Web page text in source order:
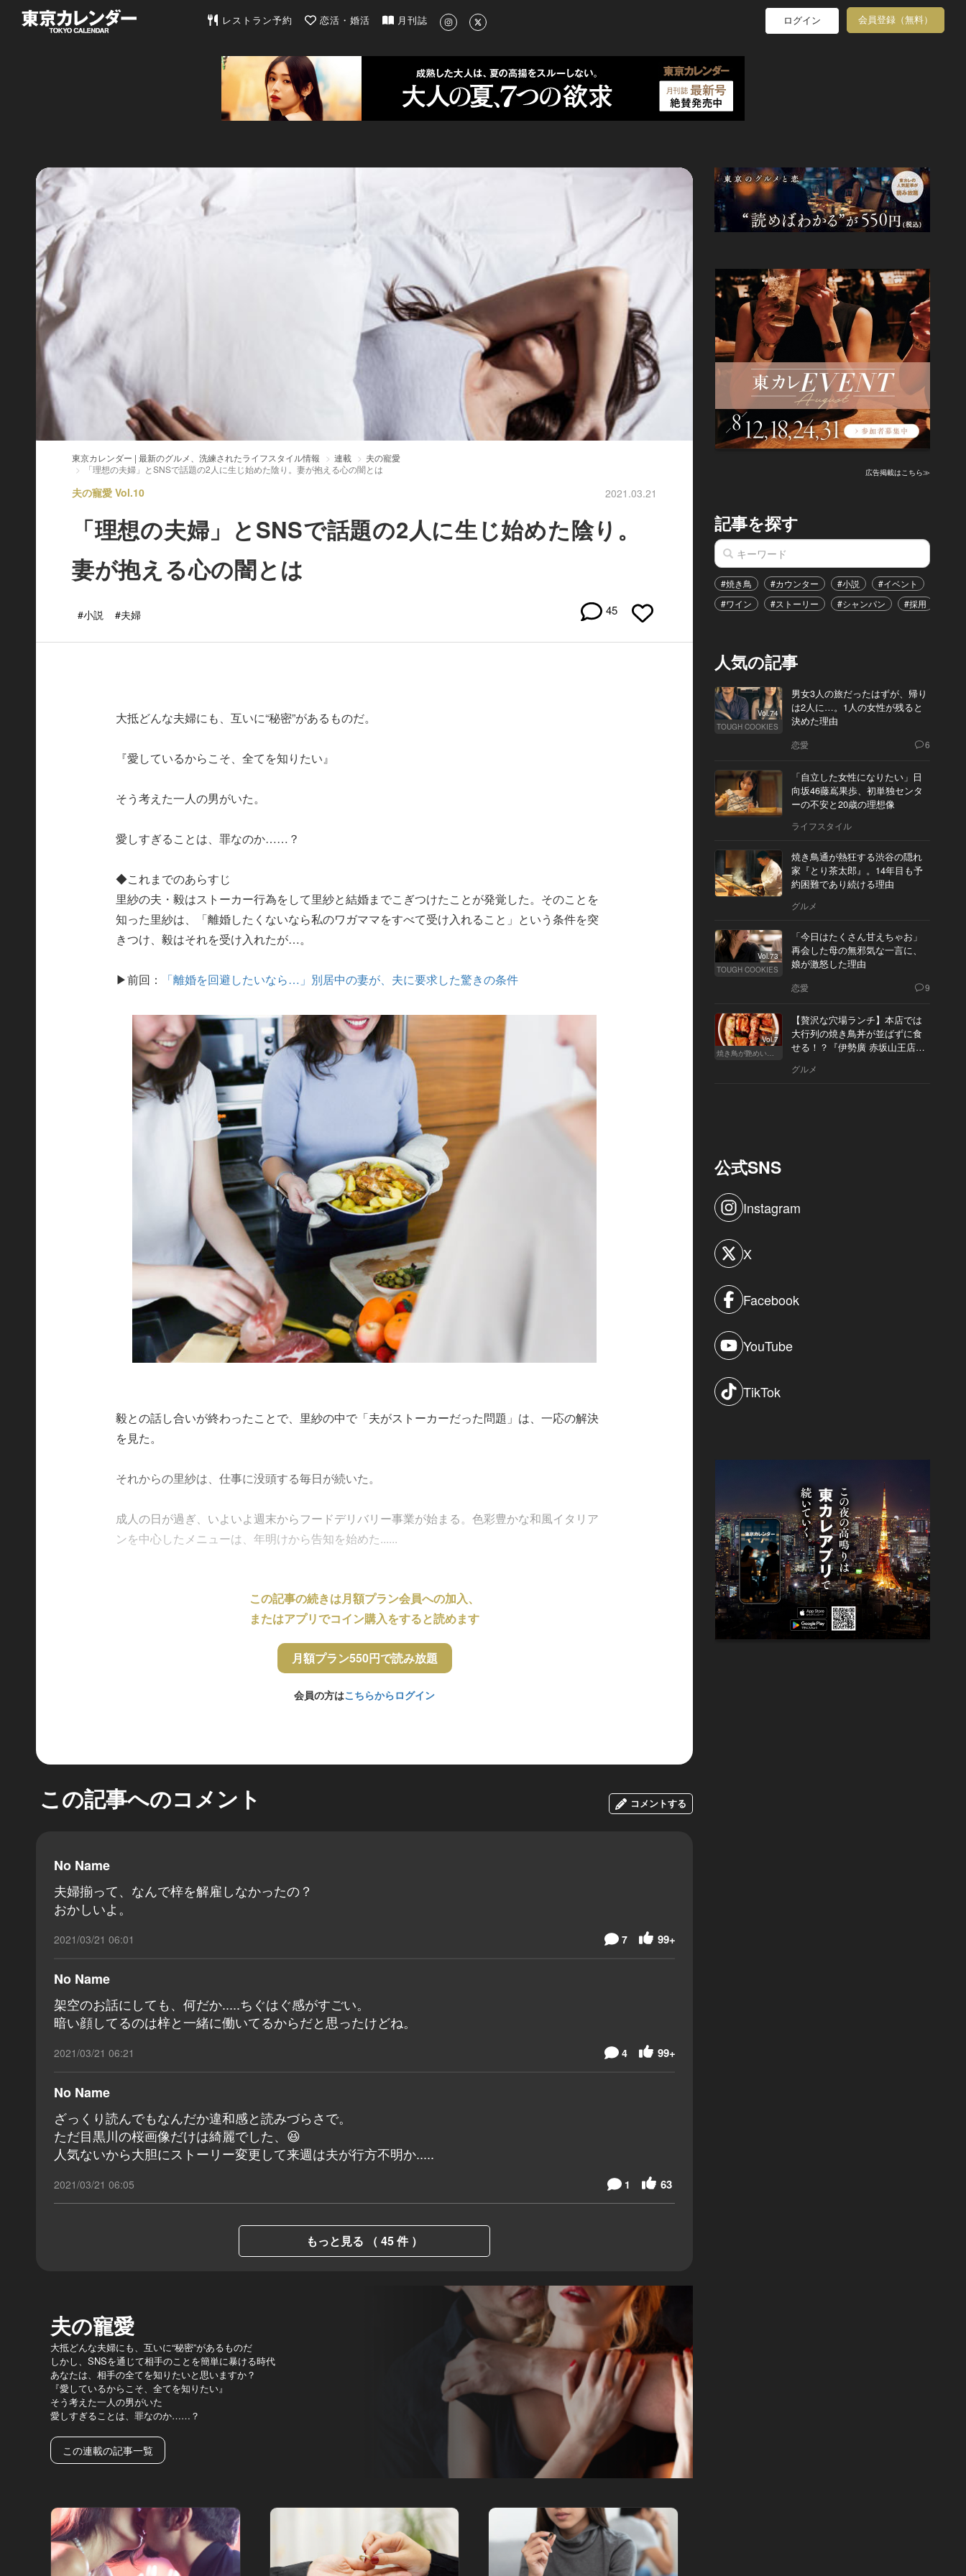
東京カレンダー | 最新のグルメ、洗練されたライフスタイル情報
レストラン予約 恋活・婚活 月刊誌 ログイン 会員登録（無料）
東京カレンダー | 最新のグルメ、洗練されたライフスタイル情報 連載
夫の寵愛
「理想の夫婦」とSNSで話題の2人に生じ始めた陰り。妻が抱える心の闇とは
夫の寵愛 Vol.10 2021.03.21
「理想の夫婦」とSNSで話題の2人に生じ始めた陰り。
妻が抱える心の闇とは
#小説 #夫婦 45
大抵どんな夫婦にも、互いに“秘密”があるものだ。
『愛しているからこそ、全てを知りたい』
そう考えた一人の男がいた。
愛しすぎることは、罪なのか……？
◆これまでのあらすじ
里紗の夫・毅はストーカー行為をして里紗と結婚までこぎつけたことが発覚した。そのことを
知った里紗は、「離婚したくないなら私のワガママをすべて受け入れること」という条件を突
きつけ、毅はそれを受け入れたが…。
▶前回： 「離婚を回避したいなら…」別居中の妻が、夫に要求した驚きの条件
毅との話し合いが終わったことで、里紗の中で「夫がストーカーだった問題」は、一応の解決
を見た。
それからの里紗は、仕事に没頭する毎日が続いた。
成人の日が過ぎ、いよいよ週末からフードデリバリー事業が始まる。色彩豊かな和風イタリア
ンを中心したメニューは、年明けから告知を始めた......
この記事の続きは月額プラン会員への加入、
またはアプリでコイン購入をすると読めます
月額プラン550円で読み放題
会員の方はこちらからログイン
この記事へのコメント コメントする
No Name
夫婦揃って、なんで梓を解雇しなかったの？
おかしいよ。
2021/03/21 06:01 99+
7
No Name
架空のお話にしても、何だか.....ちぐはぐ感がすごい。
暗い顔してるのは梓と一緒に働いてるからだと思ったけどね。
2021/03/21 06:21 99+
4
No Name
ざっくり読んでもなんだか違和感と読みづらさで。
ただ目黒川の桜画像だけは綺麗でした、😆
人気ないから大胆にストーリー変更して来週は夫が行方不明か.....
2021/03/21 06:05 63
1
もっと見る （ 45 件 ）
夫の寵愛
大抵どんな夫婦にも、互いに“秘密”があるものだ
しかし、SNSを通じて相手のことを簡単に暴ける時代
あなたは、相手の全てを知りたいと思いますか？
『愛しているからこそ、全てを知りたい』
そう考えた一人の男がいた
愛しすぎることは、罪なのか……？
この連載の記事一覧
広告掲載はこちら≫
記事を探す
#焼き鳥 #カウンター #小説 #イベント
#ワイン
#ストーリー #シャンパン #採用
人気の記事
Vol.74
TOUGH COOKIES
男女3人の旅だったはずが、帰り
は2人に…。1人の女性が残ると
決めた理由
恋愛 6
「自立した女性になりたい」日
向坂46藤嶌果歩、初単独センタ
ーの不安と20歳の理想像
ライフスタイル
焼き鳥通が熱狂する渋谷の隠れ
家『とり茶太郎』。14年目も予
約困難であり続ける理由
グルメ
Vol.73
TOUGH COOKIES
「今日はたくさん甘えちゃお」
再会した母の無邪気な一言に、
娘が激怒した理由
恋愛 9
Vol.7
焼き鳥が艶めいてきた
【贅沢な穴場ランチ】本店では
大行列の焼き鳥丼が並ばずに食
せる！？『伊勢廣 赤坂山王店』
グルメ
公式SNS
Instagram
X
Facebook
YouTube
TikTok